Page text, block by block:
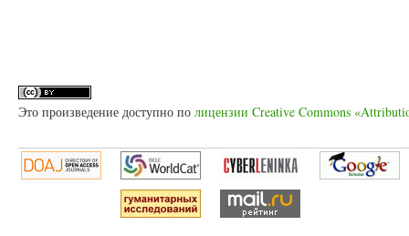
Это произведение доступно по лицензии Creative Commons